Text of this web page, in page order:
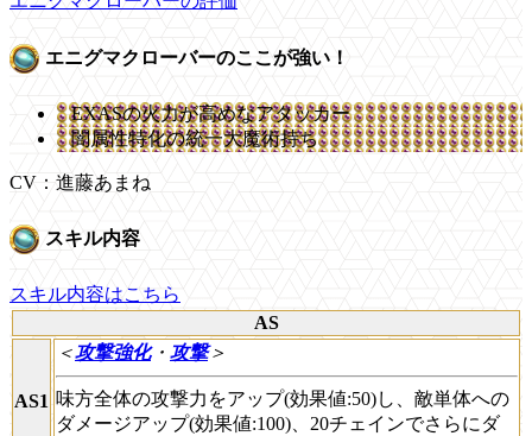
エニグマクローバーのここが強い！
EXASの火力が高めなアタッカー
闇属性特化の統一大魔術持ち
CV：進藤あまね
スキル内容
スキル内容はこちら
AS
AS1
＜攻撃強化・ 攻撃＞
味方全体の攻撃力をアップ(効果値:50)し、敵単体への
ダメージアップ(効果値:100)、20チェインでさらにダ